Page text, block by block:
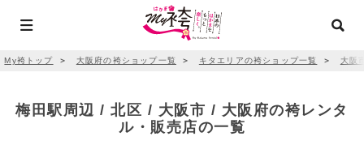
My袴トップ ＞ 大阪府の袴ショップ一覧 ＞ キタエリアの袴ショップ一覧 ＞ 大阪
梅田駅周辺 / 北区 / 大阪市 / 大阪府の袴レンタ
ル・販売店の一覧